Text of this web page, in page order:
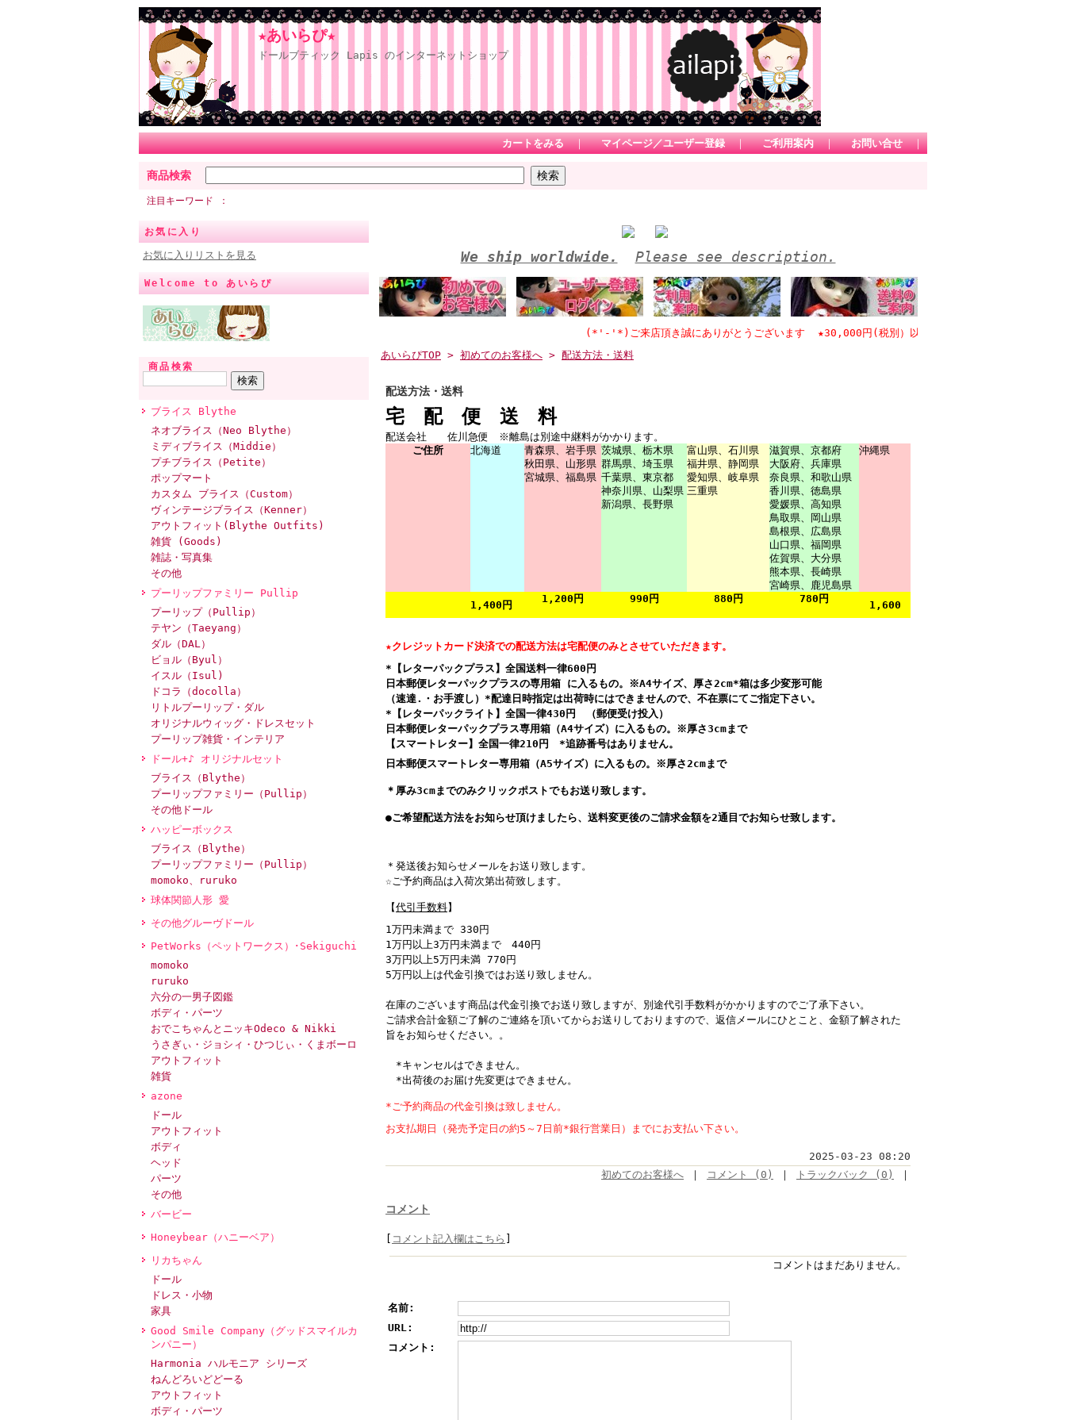
★あいらぴ★
ドールブティック Lapis のインターネットショップ
カートをみる ｜ マイページ／ユーザー登録 ｜ ご利用案内 ｜ お問い合せ ｜
商品検索
注目キーワード
お気に入り
お気に入りリストを見る
Welcome to あいらぴ
商品検索
ブライス Blythe
ネオブライス（Neo Blythe）
ミディブライス（Middie）
プチブライス（Petite）
ポップマート
カスタム ブライス（Custom）
ヴィンテージブライス（Kenner）
アウトフィット(Blythe Outfits)
雑貨 (Goods)
雑誌・写真集
その他
プーリップファミリー Pullip
プーリップ（Pullip）
テヤン（Taeyang）
ダル（DAL）
ビョル（Byul）
イスル（Isul)
ドコラ（docolla）
リトルプーリップ・ダル
オリジナルウィッグ・ドレスセット
プーリップ雑貨・インテリア
ドール+♪ オリジナルセット
ブライス（Blythe）
プーリップファミリー（Pullip）
その他ドール
ハッピーボックス
ブライス（Blythe）
プーリップファミリー（Pullip）
momoko、ruruko
球体関節人形 愛
その他グルーヴドール
PetWorks（ペットワークス）･Sekiguchi
momoko
ruruko
六分の一男子図鑑
ボディ・パーツ
おでこちゃんとニッキOdeco & Nikki
うさぎぃ・ジョシィ・ひつじぃ・くまボーロ
アウトフィット
雑貨
azone
ドール
アウトフィット
ボディ
ヘッド
パーツ
その他
バービー
Honeybear（ハニーベア）
リカちゃん
ドール
ドレス・小物
家具
Good Smile Company（グッドスマイルカ
ンパニー）
Harmonia ハルモニア シリーズ
ねんどろいどどーる
アウトフィット
ボディ・パーツ
We ship worldwide. Please see description.
(*'-'*)ご来店頂き誠にありがとうございます ★30,000円(税別）以上のお買い物で日本国内送料無料 *1カー
あいらぴTOP > 初めてのお客様へ > 配送方法・送料
配送方法・送料
宅 配 便 送 料
配送会社 佐川急便 ※離島は別途中継料がかかります。
ご住所
北海道
青森県、岩手県
秋田県、山形県
宮城県、福島県
茨城県、栃木県
群馬県、埼玉県
千葉県、東京都
神奈川県、山梨県
新潟県、長野県
富山県、石川県
福井県、静岡県
愛知県、岐阜県
三重県
滋賀県、京都府
大阪府、兵庫県
奈良県、和歌山県
香川県、徳島県
愛媛県、高知県
鳥取県、岡山県
島根県、広島県
山口県、 福岡県
佐賀県、大分県
熊本県、長崎県
宮崎県、鹿児島県
沖縄県
1,400円
1,200円 990円 880円 780円
1,600
★クレジットカード決済での配送方法は宅配便のみとさせていただきます。
*【レターパックプラス】 全国送料一律600円
日本郵便レターパックプラスの専用箱 に入るもの。※A4サイズ、厚さ2cm*箱は多少変形可能
（速達.・お手渡し）*配達日時指定は出荷時にはできませんので、不在票にてご指定下さい。
*【レターパックライト】全国一律430円 （郵便受け投入）
日本郵便レターパックプラス専用箱（A4サイズ）に入るもの。※厚さ3cmまで
【スマートレター】全国一律210円 *追跡番号はありません。
日本郵便スマートレター専用箱（A5サイズ）に入るもの。※厚さ2cmまで
＊厚み3cmまでのみクリックポストでもお送り致します。
●ご希望配送方法をお知らせ頂けましたら、送料変更後のご請求金額を2通目でお知らせ致します。
＊発送後お知らせメールをお送り致します。
☆ご予約商品は入荷次第出荷致します。
【代引手数料】
1万円未満まで 330円
1万円以上3万円未満まで 440円
3万円以上5万円未満 770円
5万円以上は代金引換ではお送り致しません。
在庫のございます商品は代金引換でお送り致しますが、別途代引手数料がかかりますのでご了承下さい。
ご請求合計金額ご了解のご連絡を頂いてからお送りしておりますので、返信メールにひとこと、金額了解された
旨をお知らせください。。
*キャンセルはできません。
*出荷後のお届け先変更はできません。
*ご予約商品の代金引換は致しません。
お支払期日（発売予定日の約5～7日前*銀行営業日）までにお支払い下さい。
2025-03-23 08:20
初めてのお客様へ ｜ コメント (0) ｜ トラックバック (0) ｜
コメント
コメント記入欄はこちら
コメントはまだありません。
名前:
URL:
コメント: